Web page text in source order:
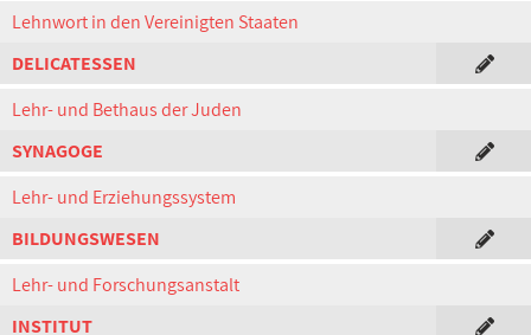
Lehnwort in den Vereinigten Staaten
DELICATESSEN
Lehr- und Bethaus der Juden
SYNAGOGE
Lehr- und Erziehungssystem
BILDUNGSWESEN
Lehr- und Forschungsanstalt
INSTITUT